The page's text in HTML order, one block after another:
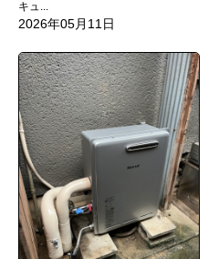
キュ...
2026年05月11日